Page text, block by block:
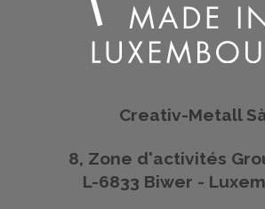
Creativ-Metall
8, Zone d'activités
L-6833 Biwer -